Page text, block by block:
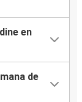
en
de